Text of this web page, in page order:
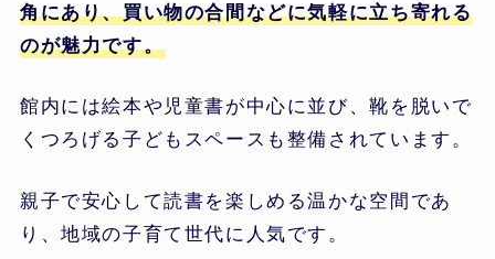
角にあり、買い物の合間などに気軽に立ち寄れる
のが魅力です。
館内には絵本や児童書が中心に並び、靴を脱いで
くつろげる子どもスペースも整備されています。
親子で安心して読書を楽しめる温かな空間であ
り、地域の子育て世代に人気です。